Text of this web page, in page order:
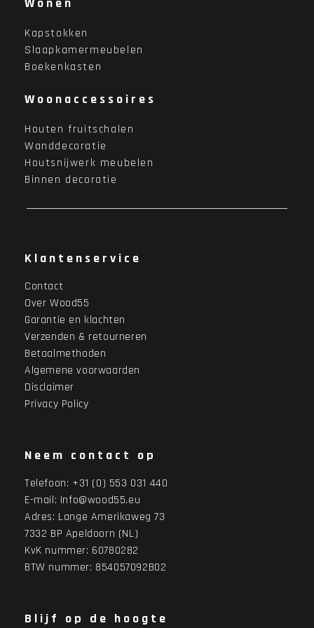
Kapstokken
Slaapkamermeubelen
Boekenkasten
Woonaccessoires
Houten fruitschalen
Wanddecoratie
Houtsnijwerk meubelen
Binnen decoratie
Klantenservice
Contact
Over Wood55
Garantie en klachten
Verzenden & retourneren
Betaalmethoden
Algemene voorwaarden
Disclaimer
Privacy Policy
Neem contact op
Telefoon: +31 (0) 553 031 440
E-mail: Info@wood55.eu
Adres: Lange Amerikaweg 73
7332 BP Apeldoorn (NL)
KvK nummer: 60780282
BTW nummer: 854057092B02
Blijf op de hoogte